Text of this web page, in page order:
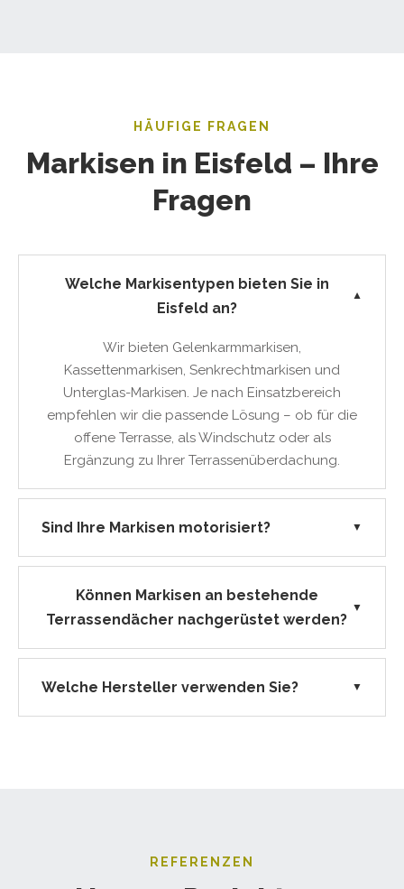
HÄUFIGE FRAGEN
Markisen in Eisfeld – Ihre
Fragen
Welche Markisentypen bieten Sie in
Eisfeld an?
▼
Wir bieten Gelenkarmmarkisen,
Kassettenmarkisen, Senkrechtmarkisen und
Unterglas-Markisen. Je nach Einsatzbereich
empfehlen wir die passende Lösung – ob für die
offene Terrasse, als Windschutz oder als
Ergänzung zu Ihrer Terrassenüberdachung.
Sind Ihre Markisen motorisiert? ▼
Können Markisen an bestehende
Terrassendächer nachgerüstet werden?
▼
Welche Hersteller verwenden Sie? ▼
REFERENZEN